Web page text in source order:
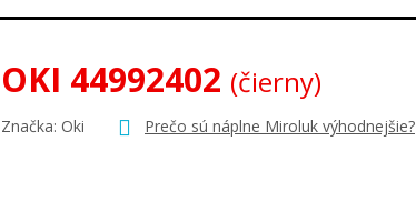
OKI 44992402 (čierny)
Značka: Oki Prečo sú náplne Miroluk výhodnejšie?